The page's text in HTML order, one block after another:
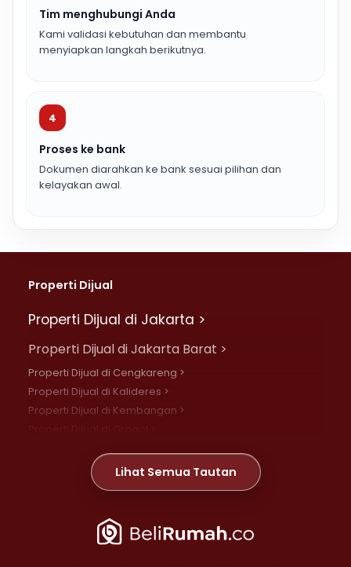
Tim menghubungi Anda
Kami validasi kebutuhan dan membantu
menyiapkan langkah berikutnya.
4
Proses ke bank
Dokumen diarahkan ke bank sesuai pilihan dan
kelayakan awal.
Properti Dijual
Properti Dijual di Jakarta >
Properti Dijual di Jakarta Barat >
Properti Dijual di Cengkareng >
Properti Dijual di Kalideres >
Properti Dijual di Kembangan >
Properti Dijual di Meruya >
Properti Dijual di Jelambar >
Properti Dijual di Jakarta Pusat >
Lihat Semua Tautan